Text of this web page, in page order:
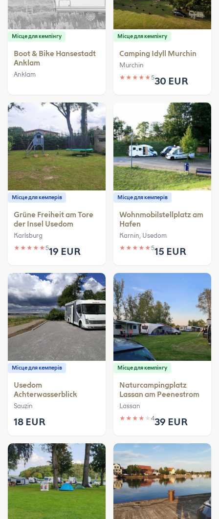
Місце для кемпінгу
Boot & Bike Hansestadt
Anklam
Anklam
Місце для кемпінгу
Camping Idyll Murchin
Murchin
★ ★ ★ ★ ★530 EUR
Місце для кемперів
Grüne Freiheit am Tore
der Insel Usedom
Karlsburg
★ ★ ★ ★ ★519 EUR
Місце для кемперів
Wohnmobilstellplatz am
Hafen
Karnin, Usedom
★ ★ ★ ★ ★515 EUR
Місце для кемперів
Usedom
Achterwasserblick
Sauzin
18 EUR
Місце для кемпінгу
Naturcampingplatz
Lassan am Peenestrom
Lassan
★ ★ ★ ★ ★ 439 EUR